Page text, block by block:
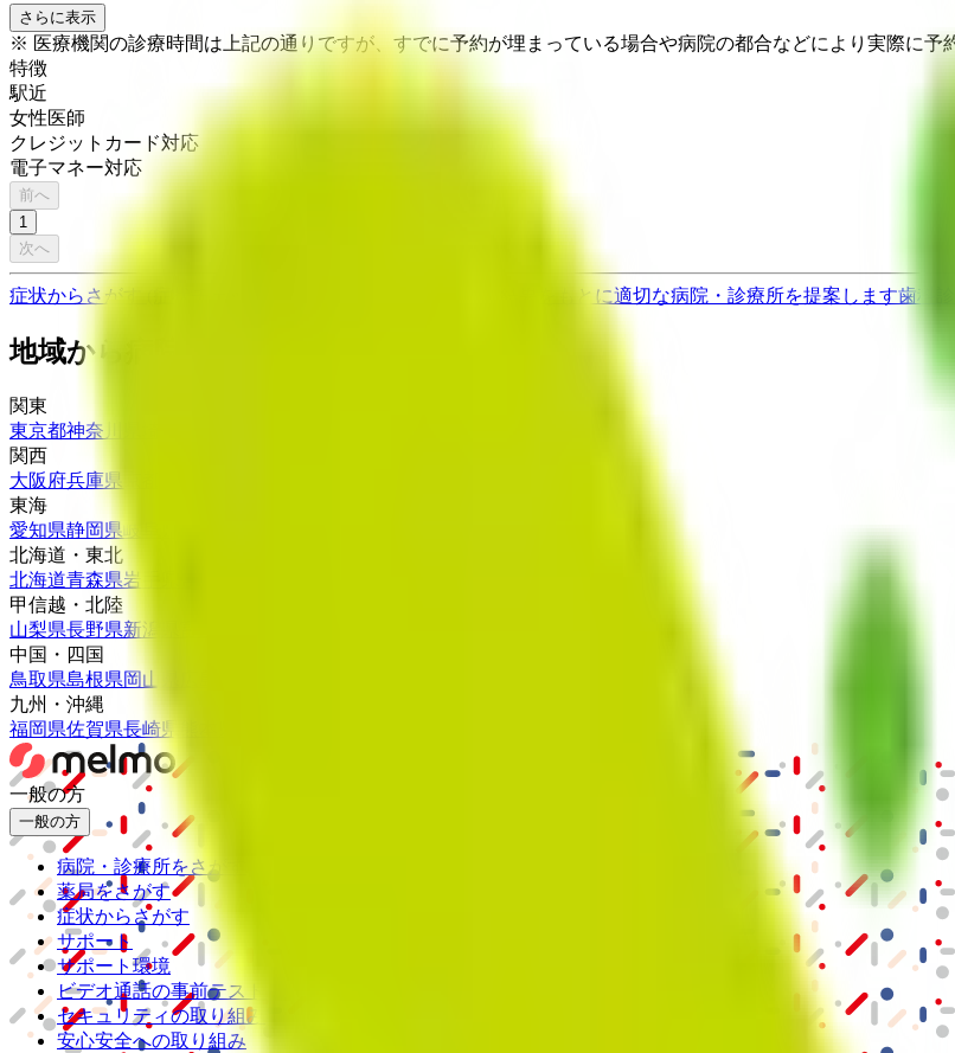
さらに表示
※ 医療機関の診療時間は上記の通りですが、すでに予約が埋まっている場合や病院の都合などにより実際に予
特徴
駅近
女性医師
クレジットカード対応
電子マネー対応
前へ
1
次へ
症状からさがす (症状チェッカー) 気になる症状から調べ、結果をもとに適切な病院・診療所を提案します歯科
地域から病院・診療所をさがす
関東
東京都神奈川県
関西
大阪府兵庫県
東海
愛知県静岡県
北海道・東北
北海道青森県岩手県
甲信越・北陸
山梨県長野県新潟県
中国・四国
鳥取県島根県岡山県
九州・沖縄
福岡県佐賀県長崎県
一般の方
一般の方
病院・診療所をさがす
薬局をさがす
症状からさがす
サポート
サポート環境
ビデオ通話の事前テスト
セキュリティの取り組み
安心安全への取り組み